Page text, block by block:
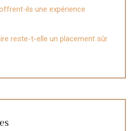
ils une expérience
reste-t-elle un placement sûr